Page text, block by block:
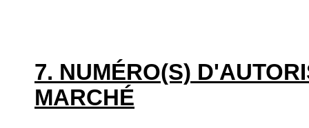
7. NUMÉRO(S)
MARCHÉ